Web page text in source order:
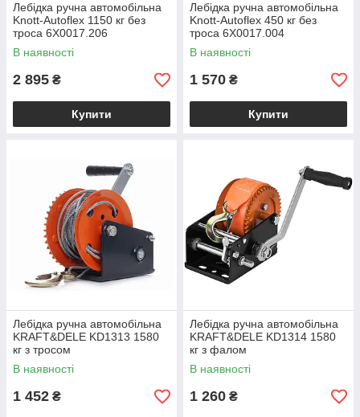
Лебідка ручна автомобільна
Knott-Autoflex 1150 кг без
троса 6X0017.206
В наявності
2 895 ₴
Купити
Лебідка ручна автомобільна
Knott-Autoflex 450 кг без
троса 6X0017.004
В наявності
1 570 ₴
Купити
Лебідка ручна автомобільна
KRAFT&DELE KD1313 1580
кг з тросом
В наявності
1 452 ₴
Лебідка ручна автомобільна
KRAFT&DELE KD1314 1580
кг з фалом
В наявності
1 260 ₴